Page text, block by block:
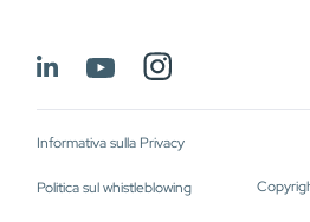
Informativa sulla Privacy
Politica sul whistleblowing